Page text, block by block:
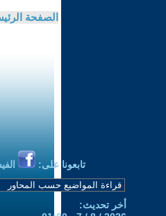
الصفحة
تابعونا على:
أخر تحديث: